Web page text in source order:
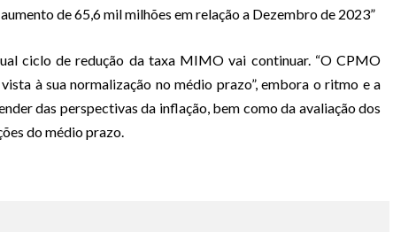
de 65,6 mil milhões em relação a Dezembro de 2023”
ciclo de redução da taxa MIMO vai continuar. “O CPMO
à sua normalização no médio prazo”, embora o ritmo e a
das perspectivas da inflação, bem como da avaliação dos
do médio prazo.